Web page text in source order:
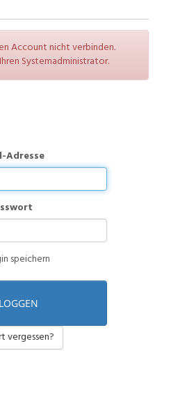
Account nicht verbinden.
Systemadministrator.
Adresse
speichern
vergessen?